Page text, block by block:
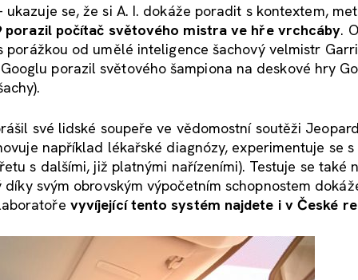
se, že si A. I. dokáže poradit s kontextem,
porazil počítač světového mistra ve hře vrchcáby. O
od umělé inteligence šachový velmistr Garri
porazil světového šampiona na deskové hry
své lidské soupeře ve vědomostní soutěži
například lékařské diagnózy, experimentuje se
s dalšími, již platnými nařízeními). Testuje se také
svým obrovským výpočetním schopnostem
vyvíjející tento systém najdete i v České